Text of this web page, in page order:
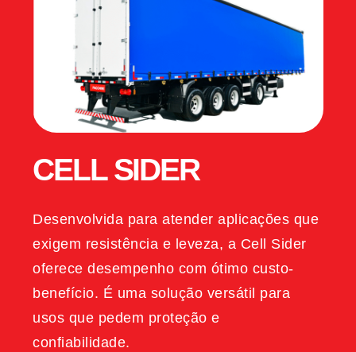
CELL SIDER
Desenvolvida para atender aplicações que
exigem resistência e leveza, a Cell Sider
oferece desempenho com ótimo custo-
benefício. É uma solução versátil para
usos que pedem proteção e
confiabilidade.